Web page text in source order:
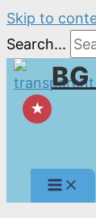
Skip to
Search...
★